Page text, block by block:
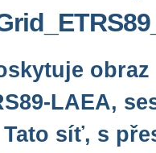
LAEA,
Tato síť, s